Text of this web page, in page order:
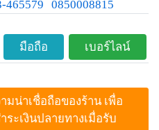
465579
0850008815
มือถือ เบอร์ไลน์
มน่าเชื่อถือของร้าน เพื่อ
ะเงินปลายทางเมื่อรับ